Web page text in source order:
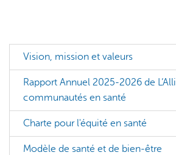
Vision, mission et valeurs
Rapport Annuel 2025-2026 de
communautés en santé
Charte pour l'équité en santé
Modèle de santé et de bien-être